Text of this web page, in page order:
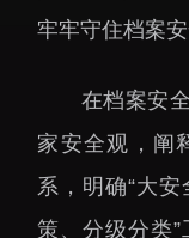
国合项目
出国境事务
来华指引
牢牢守住档案安
在档案安
家安全观，阐
系，明确“大
策、分级分类